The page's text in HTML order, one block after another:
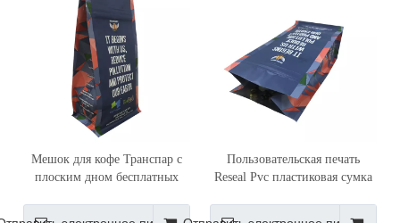
Мешок для кофе Транспар с
плоским дном бесплатных
Пользовательская печать
Reseal Pvc пластиковая сумка